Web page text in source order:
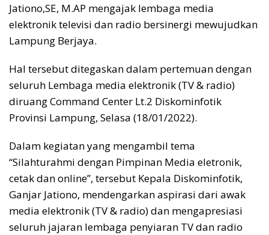
Jationo,SE, M.AP mengajak lembaga media
elektronik televisi dan radio bersinergi mewujudkan
Lampung Berjaya.
Hal tersebut ditegaskan dalam pertemuan dengan
seluruh Lembaga media elektronik (TV & radio)
diruang Command Center Lt.2 Diskominfotik
Provinsi Lampung, Selasa (18/01/2022).
Dalam kegiatan yang mengambil tema
“Silahturahmi dengan Pimpinan Media eletronik,
cetak dan online”, tersebut Kepala Diskominfotik,
Ganjar Jationo, mendengarkan aspirasi dari awak
media elektronik (TV & radio) dan mengapresiasi
seluruh jajaran lembaga penyiaran TV dan radio